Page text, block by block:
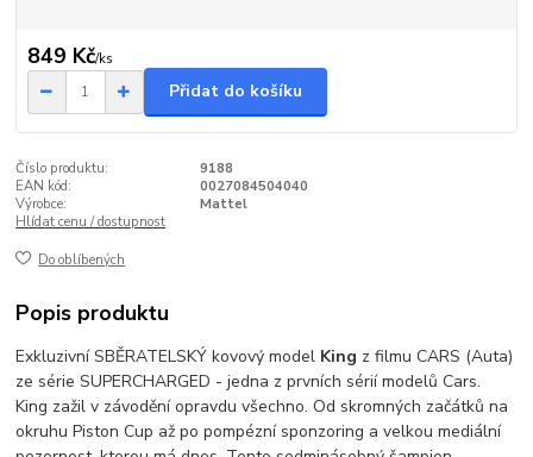
849 Kč/ks
Přidat do košíku
Číslo produktu:
9188
EAN kód:
0027084504040
Výrobce:
Mattel
Hlídat cenu / dostupnost
Do oblíbených
Popis produktu
Exkluzivní SBĚRATELSKÝ kovový model King z filmu CARS (Auta)
ze série SUPERCHARGED - jedna z prvních sérií modelů Cars.
King zažil v závodění opravdu všechno. Od skromných začátků na
okruhu Piston Cup až po pompézní sponzoring a velkou mediální